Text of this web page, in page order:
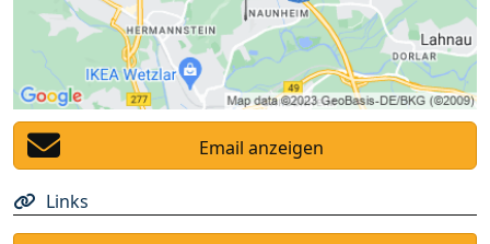
Email anzeigen
Links